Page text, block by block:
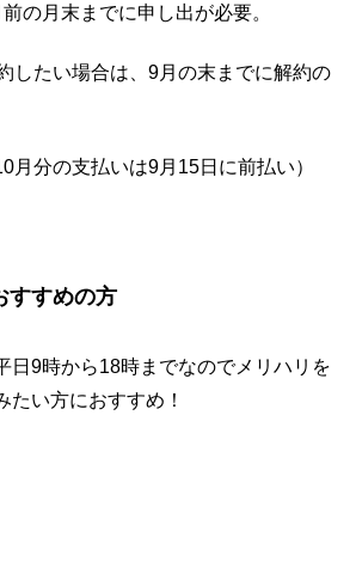
の月末までに申し出が必要。
したい場合は、9月の末までに解約の
月分の支払いは9月15日に前払い）
すすめの方
日9時から18時までなのでメリハリを
たい方におすすめ！